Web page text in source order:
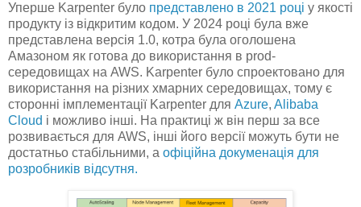
Уперше Karpenter було представлено в 2021 році у якості
продукту із відкритим кодом. У 2024 році була вже
представлена версія 1.0, котра була оголошена
Амазоном як готова до використання в prod-
середовищах на AWS. Karpenter було cпроектовано для
використання на різних хмарних середовищах, тому є
сторонні імплементації Karpenter для Azure, Alibaba
Cloud і можливо інші. На практиці ж він перш за все
розвивається для AWS, інші його версії можуть бути не
достатньо стабільними, а офіційна докуменація для
розробників відсутня.